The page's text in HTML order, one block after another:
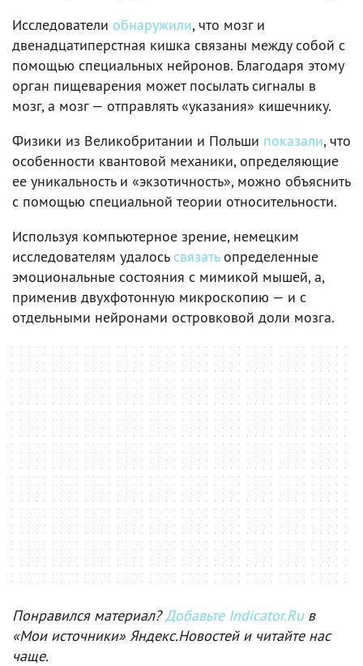
Исследователи обнаружили, что мозг и
двенадцатиперстная кишка связаны между собой с
помощью специальных нейронов. Благодаря этому
орган пищеварения может посылать сигналы в
мозг, а мозг — отправлять «указания» кишечнику.
Физики из Великобритании и Польши показали, что
особенности квантовой механики, определяющие
ее уникальность и «экзотичность», можно объяснить
с помощью специальной теории относительности.
Используя компьютерное зрение, немецким
исследователям удалось связать определенные
эмоциональные состояния с мимикой мышей, а,
применив двухфотонную микроскопию — и с
отдельными нейронами островковой доли мозга.
Понравился материал?Добавьте Indicator.Ruв
«Мои источники» Яндекс.Новостей и читайте нас
чаще.